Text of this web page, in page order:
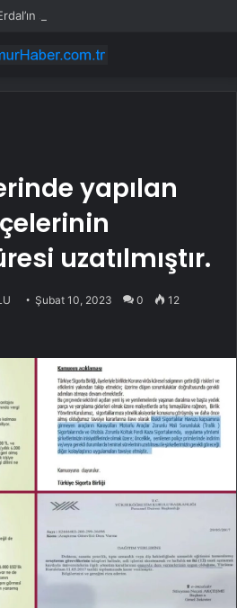
siperi oldu
yapılan
uzatılmıştır.
Şubat 10, 2023 0 12